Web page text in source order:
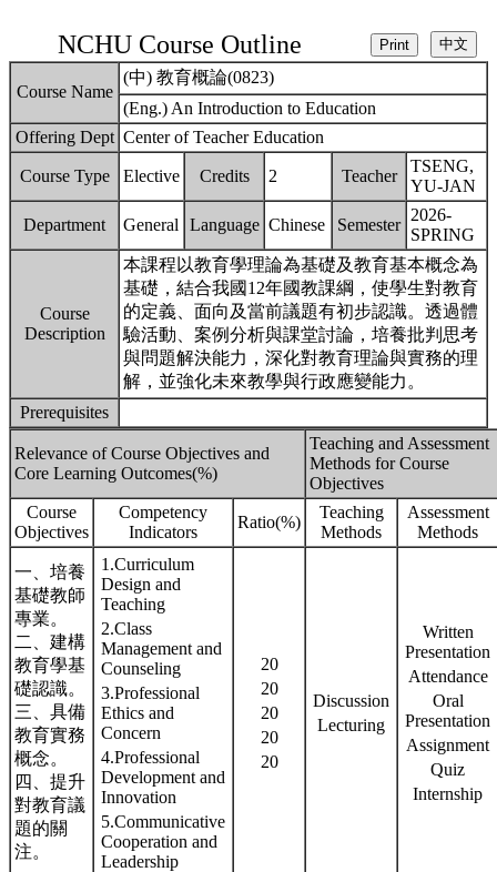
NCHU Course Outline
Course Name
(中) 教育概論(0823)
(Eng.) An Introduction to Education
Offering Dept Center of Teacher Education
Course Type Elective Credits 2 Teacher
TSENG,
YU-JAN
Department General Language Chinese Semester
2026-
SPRING
Course
Description
本課程以教育學理論為基礎及教育基本概念為
基礎，結合我國12年國教課綱，使學生對教育
的定義、面向及當前議題有初步認識。透過體
驗活動、案例分析與課堂討論，培養批判思考
與問題解決能力，深化對教育理論與實務的理
解，並強化未來教學與行政應變能力。
Prerequisites
Relevance of Course Objectives and
Core Learning Outcomes(%)
Teaching and Assessment
Methods for Course
Objectives
Course
Objectives
Competency
Indicators
Ratio(%)
Teaching
Methods
Assessment
Methods
一、培養
基礎教師
專業。
二、建構
教育學基
礎認識。
三、具備
教育實務
概念。
四、提升
對教育議
題的關
注。
1.Curriculum
Design and
Teaching
2.Class
Management and
Counseling
3.Professional
Ethics and
Concern
4.Professional
Development and
Innovation
5.Communicative
Cooperation and
Leadership
20
20
20
20
20
Discussion
Lecturing
Written
Presentation
Attendance
Oral
Presentation
Assignment
Quiz
Internship